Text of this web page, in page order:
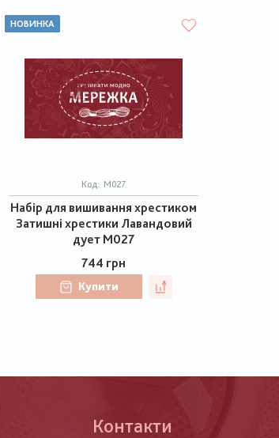
НОВИНКА
Код: М027
Набір для вишивання хрестиком
Затишні хрестики Лавандовий
дует М027
744 грн
Купити
Контакти